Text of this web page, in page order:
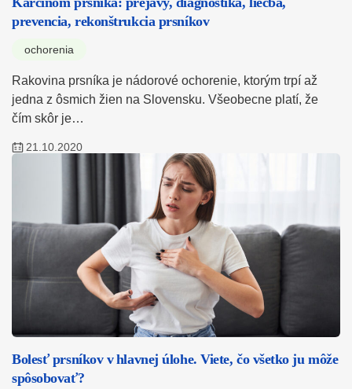
prevencia, rekonštrukcia prsníkov
ochorenia
Rakovina prsníka je nádorové ochorenie, ktorým trpí až
jedna z ôsmich žien na Slovensku. Všeobecne platí, že
čím skôr je…
21.10.2020
Bolesť prsníkov v hlavnej úlohe. Viete, čo všetko ju môže
spôsobovať?